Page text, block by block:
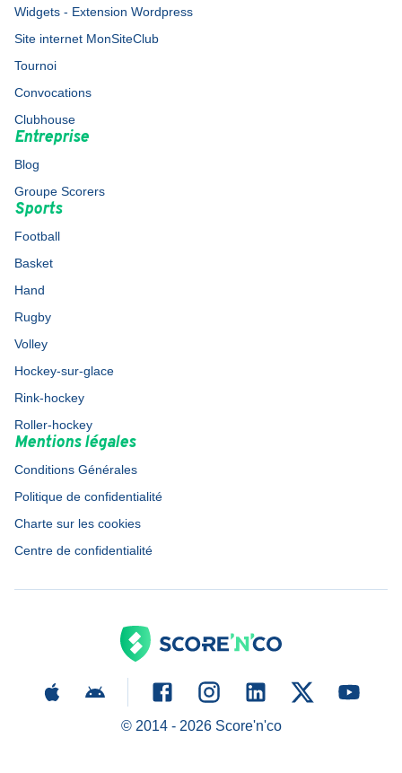
Widgets - Extension Wordpress
Site internet MonSiteClub
Tournoi
Convocations
Clubhouse
Entreprise
Blog
Groupe Scorers
Sports
Football
Basket
Hand
Rugby
Volley
Hockey-sur-glace
Rink-hockey
Roller-hockey
Mentions légales
Conditions Générales
Politique de confidentialité
Charte sur les cookies
Centre de confidentialité
© 2014 - 2026Score'n'co